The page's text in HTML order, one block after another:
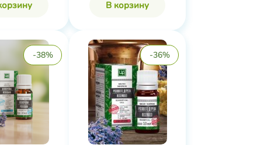
В корзину
-38% -36%